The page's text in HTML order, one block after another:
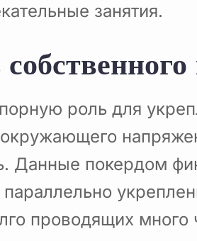
занятия.
роль для
Данные покердом
проводящих